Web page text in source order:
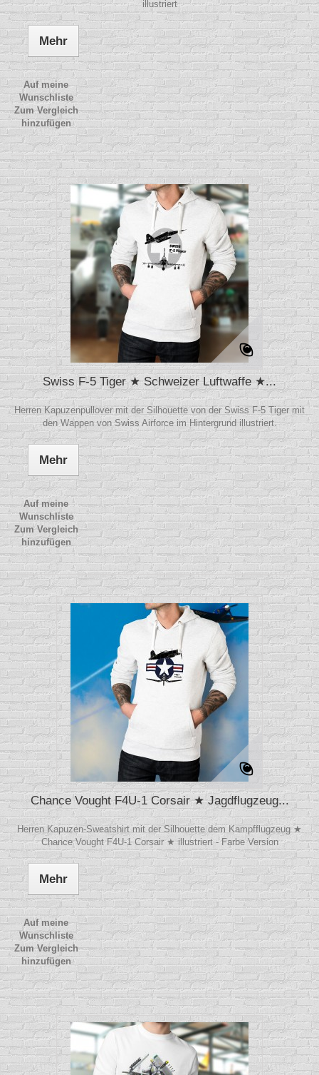
illustriert
Mehr
Auf meine
Wunschliste
Zum Vergleich
hinzufügen
Swiss F-5 Tiger ★ Schweizer Luftwaffe ★...
Herren Kapuzenpullover mit der Silhouette von der Swiss F-5 Tiger mit
den Wappen von Swiss Airforce im Hintergrund illustriert.
Mehr
Auf meine
Wunschliste
Zum Vergleich
hinzufügen
Chance Vought F4U-1 Corsair ★ Jagdflugzeug...
Herren Kapuzen-Sweatshirt mit der Silhouette dem Kampfflugzeug ★
Chance Vought F4U-1 Corsair ★ illustriert - Farbe Version
Mehr
Auf meine
Wunschliste
Zum Vergleich
hinzufügen